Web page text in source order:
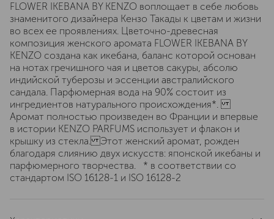
FLOWER IKEBANA BY KENZO воплощает в себе любовь
знаменитого дизайнера Кензо Такады к цветам и жизни
во всех ее проявлениях. Цветочно-древесная
композиция женского аромата FLOWER IKEBANA BY
KENZO создана как икебана, баланс которой основан
на нотах гречишного чая и цветов сакуры, абсолю
индийской туберозы и эссенции австралийского
сандала. Парфюмерная вода на 90% состоит из
ингредиентов натурального происхождения*.
Аромат полностью произведен во Франции и впервые
в истории KENZO PARFUMS использует и флакон и
крышку из стекла. Этот женский аромат, рожден
благодаря слиянию двух искусств: японской икебаны и
парфюмерного творчества. * в соответствии со
стандартом ISO 16128-1 и ISO 16128-2